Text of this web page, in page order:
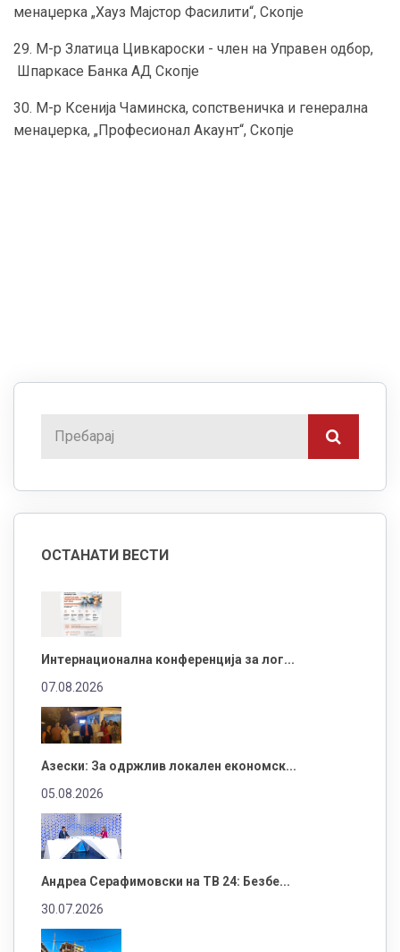
менаџерка „Хауз Мајстор Фасилити“, Скопје
29. М-р Златица Цивкароски - член на Управен одбор,
Шпаркасе Банка АД Скопје
30. М-р Ксенија Чаминска, сопственичка и генерална
менаџерка, „Професионал Акаунт“, Скопје
ОСТАНАТИ ВЕСТИ
Интернационална конференција за лог...
07.08.2026
Азески: За одржлив локален економск...
05.08.2026
Андреа Серафимовски на ТВ 24: Безбе...
30.07.2026